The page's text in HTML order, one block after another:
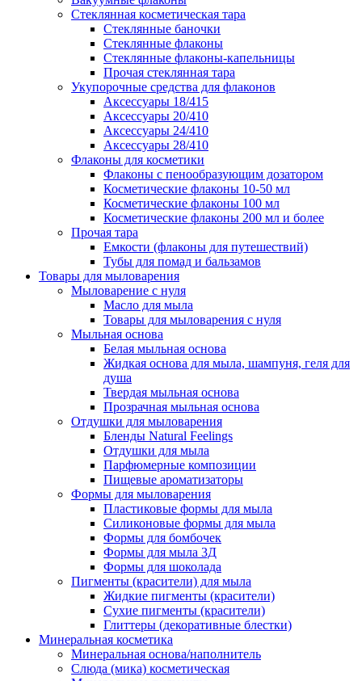
Стеклянная косметическая тара
Стеклянные баночки
Стеклянные флаконы
Стеклянные флаконы-капельницы
Прочая стеклянная тара
Укупорочные средства для флаконов
Аксессуары 18/415
Аксессуары 20/410
Аксессуары 24/410
Аксессуары 28/410
Флаконы для косметики
Флаконы с пенообразующим дозатором
Косметические флаконы 10-50 мл
Косметические флаконы 100 мл
Косметические флаконы 200 мл и более
Прочая тара
Емкости (флаконы для путешествий)
Тубы для помад и бальзамов
Товары для мыловарения
Мыловарение с нуля
Масло для мыла
Товары для мыловарения с нуля
Мыльная основа
Белая мыльная основа
Жидкая основа для мыла, шампуня, геля для
душа
Твердая мыльная основа
Прозрачная мыльная основа
Отдушки для мыловарения
Бленды Natural Feelings
Отдушки для мыла
Парфюмерные композиции
Пищевые ароматизаторы
Формы для мыловарения
Пластиковые формы для мыла
Силиконовые формы для мыла
Формы для бомбочек
Формы для мыла 3Д
Формы для шоколада
Пигменты (красители) для мыла
Жидкие пигменты (красители)
Сухие пигменты (красители)
Глиттеры (декоративные блестки)
Минеральная косметика
Минеральная основа/наполнитель
Слюда (мика) косметическая